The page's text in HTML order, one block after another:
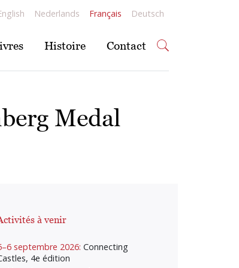
Nederlands Français Deutsch
Histoire Contact
Medal
à venir
septembre 2026: Connecting
4e édition